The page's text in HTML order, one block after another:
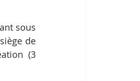
sous
de
(3